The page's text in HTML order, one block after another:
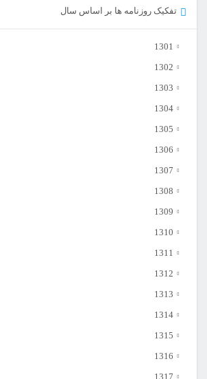
تفکیک روزنامه ها بر اساس سال
1301
1302
1303
1304
1305
1306
1307
1308
1309
1310
1311
1312
1313
1314
1315
1316
1317